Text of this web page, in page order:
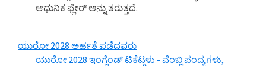
ಆಧುನಿಕ ಫ್ಲೇರ್ ಅನ್ನು ತರುತ್ತದೆ.
ಯುರೋ 2028 ಅರ್ಹತೆ ಪಡೆದವರು
ಯುರೋ 2028 ಇಂಗ್ಲೆಂಡ್ ಟಿಕೆಟ್ಗಳು - ವೆಂಬ್ಲಿ ಪಂದ್ಯಗಳು,